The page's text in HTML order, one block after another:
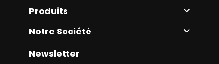
Produits 
Notre Société 
Newsletter